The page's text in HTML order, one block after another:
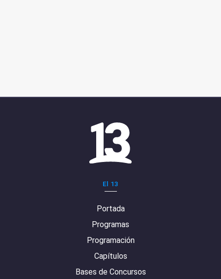
El 13
Portada
Programas
Programación
Capítulos
Bases de Concursos